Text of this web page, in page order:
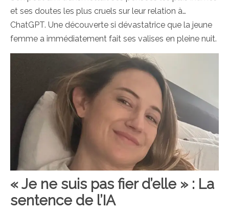
et ses doutes les plus cruels sur leur relation à…
ChatGPT. Une découverte si dévastatrice que la jeune
femme a immédiatement fait ses valises en pleine nuit.
« Je ne suis pas fier d’elle » : La
sentence de l’IA